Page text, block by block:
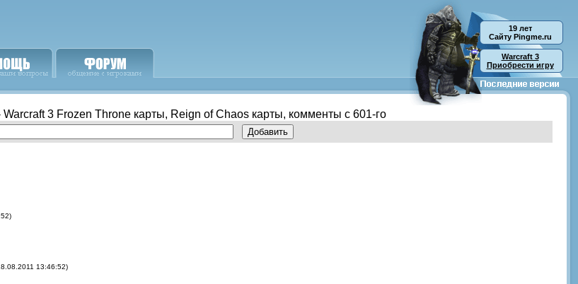
19 лет
Cайту Pingme.ru
Warcraft 3
Приобрести игру
3 Frozen Throne карты, Reign of Chaos карты, комменты с 601-го
13:46:52)